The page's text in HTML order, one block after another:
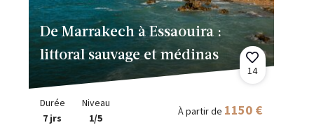
De Marrakech à Essaouira :
littoral sauvage et médinas
14
Durée
7 jrs
Niveau
1/5
À partir de 1150 €